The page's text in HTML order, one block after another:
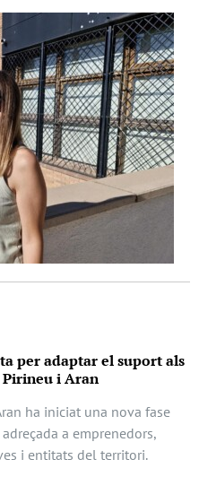
per adaptar el suport als
Pirineu i Aran
ha iniciat una nova fase
a emprenedors,
i entitats del territori.